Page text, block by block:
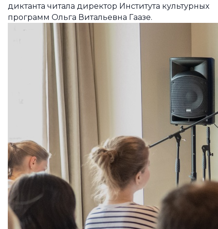
диктанта читала директор Института культурных
программ Ольга Витальевна Гаазе.